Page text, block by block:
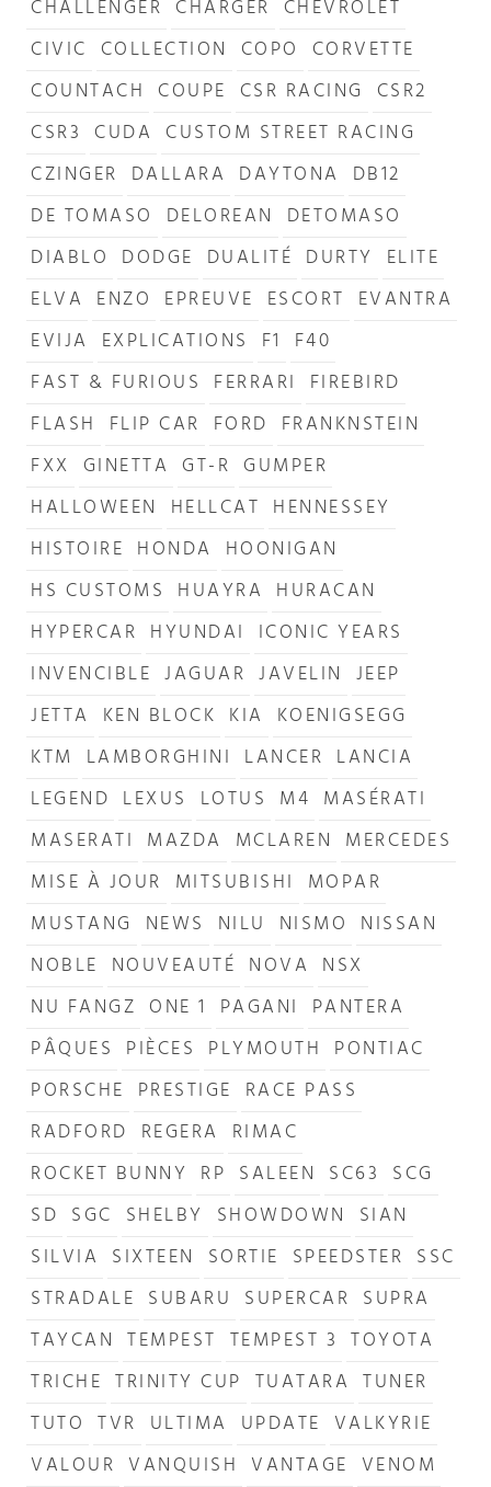
CHALLENGER CHARGER CHEVROLET
CIVIC COLLECTION COPO CORVETTE
COUNTACH COUPE CSR RACING CSR2
CSR3 CUDA CUSTOM STREET RACING
CZINGER DALLARA DAYTONA DB12
DE TOMASO DELOREAN DETOMASO
DIABLO DODGE DUALITÉ DURTY ELITE
ELVA ENZO EPREUVE ESCORT EVANTRA
EVIJA EXPLICATIONS F1 F40
FAST & FURIOUS FERRARI FIREBIRD
FLASH FLIP CAR FORD FRANKNSTEIN
FXX GINETTA GT-R GUMPER
HALLOWEEN HELLCAT HENNESSEY
HISTOIRE HONDA HOONIGAN
HS CUSTOMS HUAYRA HURACAN
HYPERCAR HYUNDAI ICONIC YEARS
INVENCIBLE JAGUAR JAVELIN JEEP
JETTA KEN BLOCK KIA KOENIGSEGG
KTM LAMBORGHINI LANCER LANCIA
LEGEND LEXUS LOTUS M4 MASÉRATI
MASERATI MAZDA MCLAREN MERCEDES
MISE À JOUR MITSUBISHI MOPAR
MUSTANG NEWS NILU NISMO NISSAN
NOBLE NOUVEAUTÉ NOVA NSX
NU FANGZ ONE 1 PAGANI PANTERA
PÂQUES PIÈCES PLYMOUTH PONTIAC
PORSCHE PRESTIGE RACE PASS
RADFORD REGERA RIMAC
ROCKET BUNNY RP SALEEN SC63 SCG
SD SGC SHELBY SHOWDOWN SIAN
SILVIA SIXTEEN SORTIE SPEEDSTER SSC
STRADALE SUBARU SUPERCAR SUPRA
TAYCAN TEMPEST TEMPEST 3 TOYOTA
TRICHE TRINITY CUP TUATARA TUNER
TUTO TVR ULTIMA UPDATE VALKYRIE
VALOUR VANQUISH VANTAGE VENOM